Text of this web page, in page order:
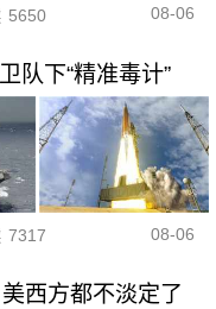
5650 08-06
队下“精准毒计”
7317 08-06
西方都不淡定了